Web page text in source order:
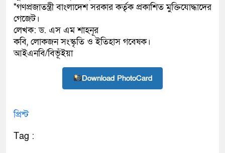
*গণপ্রজাতন্ত্রী বাংলাদেশ সরকার কর্তৃক প্রকাশিত মুক্তিযোদ্ধাদের
গেজেট।
লেখক: ড. এস এম শাহনূর
কবি, লোকজন সংস্কৃতি ও ইতিহাস গবেষক।
আইএনবি/বিভূঁইয়া
Download PhotoCard
প্রিন্ট
Tag :